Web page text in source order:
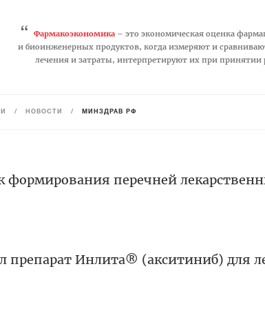
“ Фармакоэкономика– это экономическая оценка
и биоинженерных продуктов, когда измеряют и
лечения и затраты, интерпретируют их при
/ НОВОСТИ / МИНЗДРАВ РФ
формирования перечней
препарат Инлита® (акситиниб) для